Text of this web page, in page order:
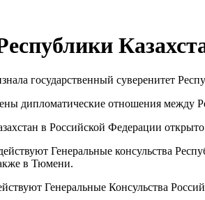
государственный суверенитет
дипломатические отношения между
в Российской Федерации открыто
Генеральные консульства
в Тюмени.
Генеральные Консульства